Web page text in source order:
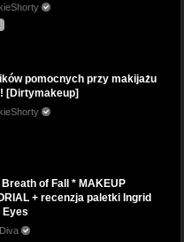
pomocnych przy makijażu
[Dirtymakeup]
of Fall * MAKEUP
+ recenzja paletki Ingrid
Eyes